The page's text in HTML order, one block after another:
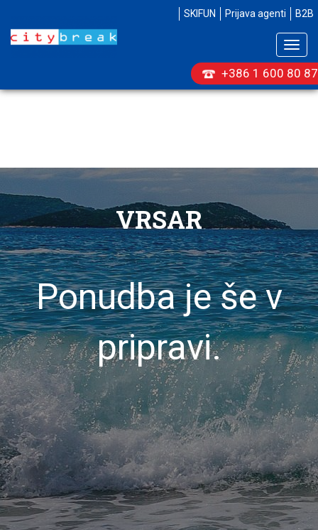
+386 1 600 80 87
SKIFUN Prijava agenti B2B
VRSAR
Ponudba je še v
pripravi.